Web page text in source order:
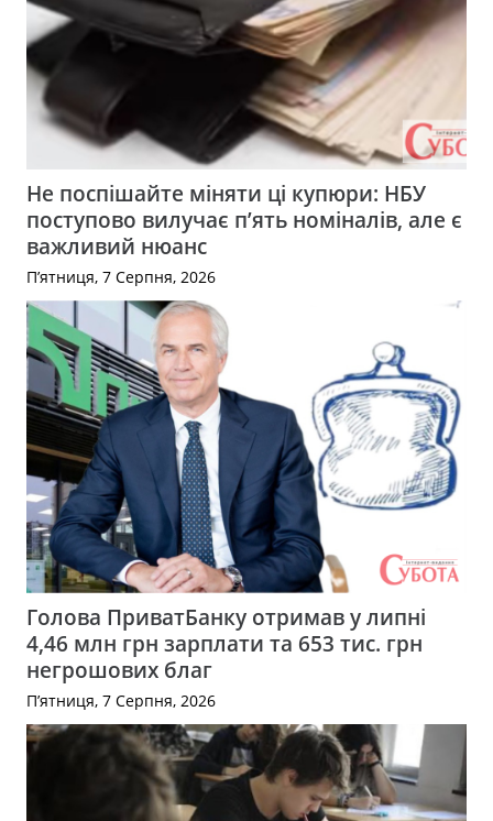
Не поспішайте міняти ці купюри: НБУ
поступово вилучає п’ять номіналів, але є
важливий нюанс
П’ятниця, 7 Серпня, 2026
Голова ПриватБанку отримав у липні
4,46 млн грн зарплати та 653 тис. грн
негрошових благ
П’ятниця, 7 Серпня, 2026